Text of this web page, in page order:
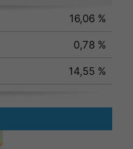
16,06 %
0,78 %
14,55 %